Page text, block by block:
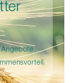
Angebote